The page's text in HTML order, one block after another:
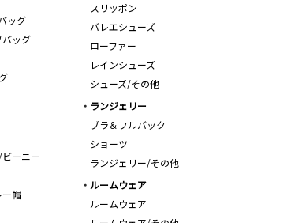
ッグ
ッグ
スリッポン
バレエシューズ
ローファー
レインシューズ
シューズ/その他
ーニー
帽
ランジェリー
ブラ＆フルバック
ショーツ
ランジェリー/その他
ルームウェア
ルームウェア